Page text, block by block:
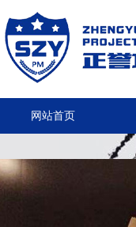
网站首页